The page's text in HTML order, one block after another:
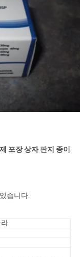
포장 상자 판지 종이
습니다.